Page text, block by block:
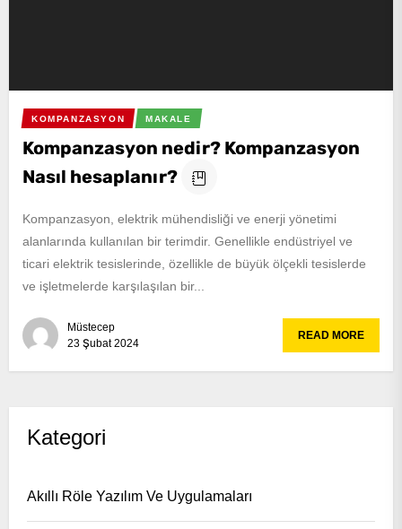
KOMPANZASYON MAKALE
Kompanzasyon nedir? Kompanzasyon
Nasıl hesaplanır?
Kompanzasyon, elektrik mühendisliği ve enerji yönetimi
alanlarında kullanılan bir terimdir. Genellikle endüstriyel ve
ticari elektrik tesislerinde, özellikle de büyük ölçekli tesislerde
ve işletmelerde karşılaşılan bir...
Müstecep
23 Şubat 2024
READ MORE
Kategori
Akıllı Röle Yazılım Ve Uygulamaları